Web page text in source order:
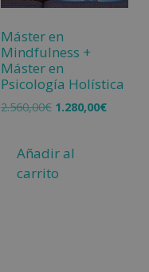
Máster en
Mindfulness +
Máster en
Psicología Holística
2.560,00€ 1.280,00€
Añadir al
carrito